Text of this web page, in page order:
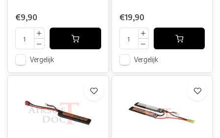
€9,90
Vergelijk
€19,90
Vergelijk